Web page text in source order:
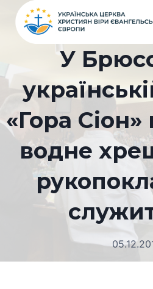
Перейти
вмісту
У
«Гора Сіон»
водне